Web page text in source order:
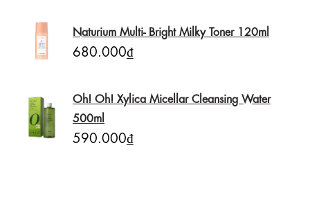
Naturium Multi- Bright Milky Toner 120ml
680.000₫
Oh! Oh! Xylica Micellar Cleansing Water
500ml
590.000₫